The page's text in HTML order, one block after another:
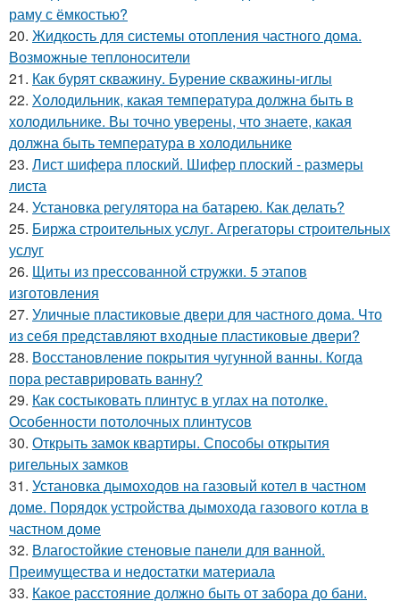
раму с ёмкостью?
20. Жидкость для системы отопления частного дома.
Возможные теплоносители
21. Как бурят скважину. Бурение скважины-иглы
22. Холодильник, какая температура должна быть в
холодильнике. Вы точно уверены, что знаете, какая
должна быть температура в холодильнике
23. Лист шифера плоский. Шифер плоский - размеры
листа
24. Установка регулятора на батарею. Как делать?
25. Биржа строительных услуг. Агрегаторы строительных
услуг
26. Щиты из прессованной стружки. 5 этапов
изготовления
27. Уличные пластиковые двери для частного дома. Что
из себя представляют входные пластиковые двери?
28. Восстановление покрытия чугунной ванны. Когда
пора реставрировать ванну?
29. Как состыковать плинтус в углах на потолке.
Особенности потолочных плинтусов
30. Открыть замок квартиры. Способы открытия
ригельных замков
31. Установка дымоходов на газовый котел в частном
доме. Порядок устройства дымохода газового котла в
частном доме
32. Влагостойкие стеновые панели для ванной.
Преимущества и недостатки материала
33. Какое расстояние должно быть от забора до бани.